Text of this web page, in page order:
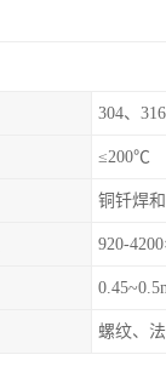
304、
≤200℃
铜钎焊
920-
螺纹、